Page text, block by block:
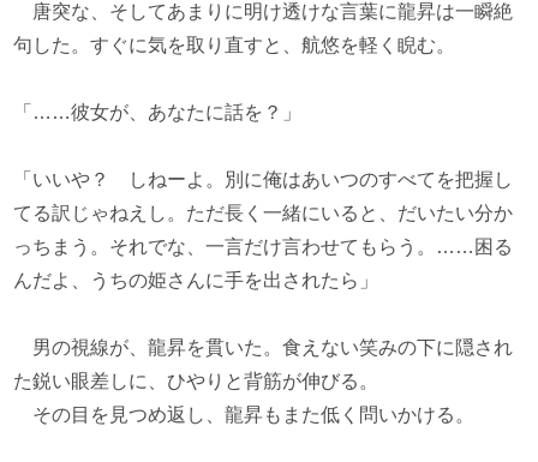
唐突な、そしてあまりに明け透けな言葉に龍昇は一瞬絶
句した。すぐに気を取り直すと、航悠を軽く睨む。
「……彼女が、あなたに話を？」
「いいや？ しねーよ。別に俺はあいつのすべてを把握し
てる訳じゃねえし。ただ長く一緒にいると、だいたい分か
っちまう。それでな、一言だけ言わせてもらう。……困る
んだよ、うちの姫さんに手を出されたら」
男の視線が、龍昇を貫いた。食えない笑みの下に隠され
た鋭い眼差しに、ひやりと背筋が伸びる。
その目を見つめ返し、龍昇もまた低く問いかける。